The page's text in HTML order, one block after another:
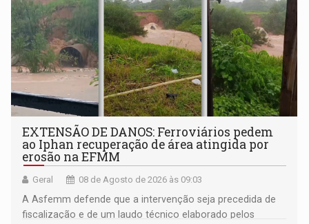
EXTENSÃO DE DANOS: Ferroviários pedem
ao Iphan recuperação de área atingida por
erosão na EFMM
Geral 08 de Agosto de 2026 às 09:03
A Asfemm defende que a intervenção seja precedida de
fiscalização e de um laudo técnico elaborado pelos